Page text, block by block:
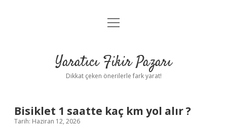
Anasayfa
Yasal Uyarı
menüyü
Yaratıcı Fikir Pazarı
Dikkat çeken önerilerle fark yarat!
Bisiklet 1 saatte kaç km yol alır ?
Tarih: Haziran 12, 2026